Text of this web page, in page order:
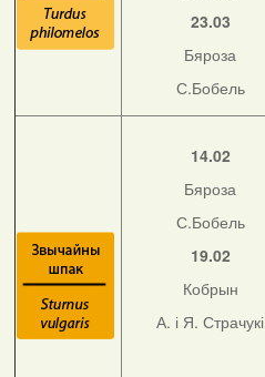
23.03
Бяроза
С.Бобель
14.02
Бяроза
С.Бобель
19.02
Кобрын
А. і Я. Страчукі